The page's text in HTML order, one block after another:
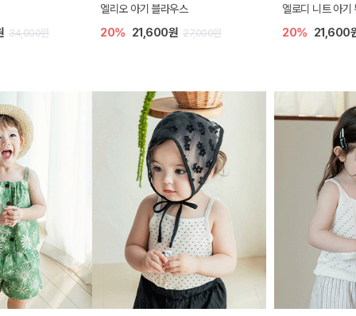
20% 21,600원 27,000원
엘로디 니트 아기 뷔스티에
20% 27,000원